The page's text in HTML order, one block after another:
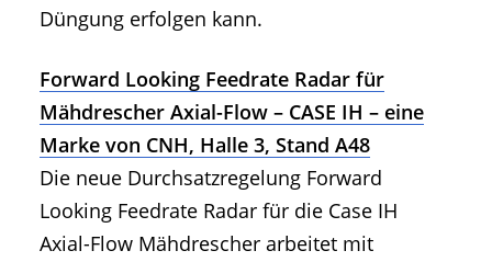
Düngung erfolgen kann.
Forward Looking Feedrate Radar für
Mähdrescher Axial-Flow – CASE IH – eine
Marke von CNH, Halle 3, Stand A48
Die neue Durchsatzregelung Forward
Looking Feedrate Radar für die Case IH
Axial-Flow Mähdrescher arbeitet mit